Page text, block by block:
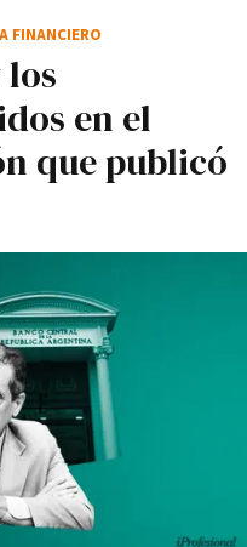
en el
que publicó
FINANCIERO